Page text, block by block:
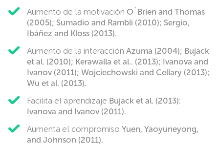
Aumento de la motivación O´Brien and Thomas
(2005); Sumadio and Rambli (2010); Sergio,
Ibáñez and Kloss (2013).
Aumento de la interacción Azuma (2004); Bujack
et al. (2010); Kerawalla et al.. (2013); Ivanova and
Ivanov (2011); Wojciechowski and Cellary (2013);
Wu et al. (2013).
Facilita el aprendizaje Bujack et al. (2013):
Ivanova and Ivanov (2011).
Aumenta el compromiso Yuen, Yaoyuneyong,
and Johnson (2011).